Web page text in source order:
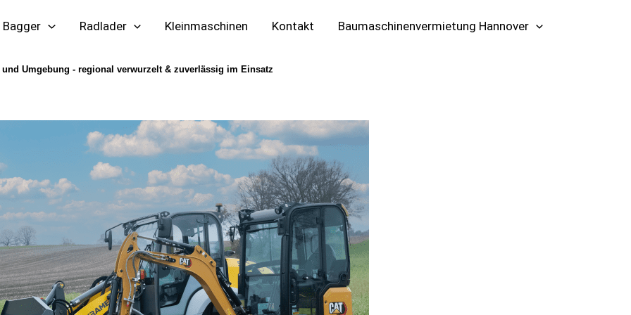
Bagger Radlader Kleinmaschinen Kontakt Baumaschinenvermietung Hannover
Umgebung - regional verwurzelt & zuverlässig im Einsatz